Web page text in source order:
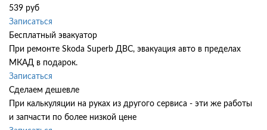
539 руб
Записаться
Бесплатный эвакуатор
При ремонте Skoda Superb ДВС, эвакуация авто в пределах
МКАД в подарок.
Записаться
Сделаем дешевле
При калькуляции на руках из другого сервиса - эти же работы
и запчасти по более низкой цене